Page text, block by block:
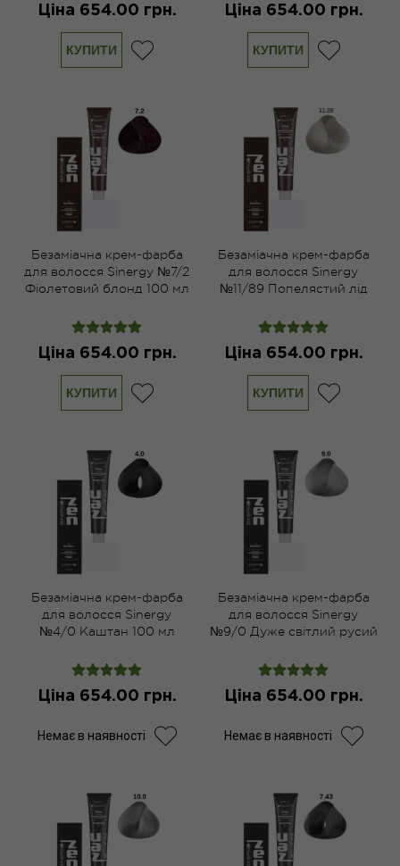
Ціна 654.00 грн.
КУПИТИ
Ціна 654.00 грн.
КУПИТИ
Безаміачна крем-фарба
для волосся Sinergy №7/2
Фіолетовий блонд 100 мл
Ціна 654.00 грн.
КУПИТИ
Безаміачна крем-фарба
для волосся Sinergy
№11/89 Попелястий лід
Ціна 654.00 грн.
КУПИТИ
Безаміачна крем-фарба
для волосся Sinergy
№4/0 Каштан 100 мл
Ціна 654.00 грн.
Немає в наявності
Безаміачна крем-фарба
для волосся Sinergy
№9/0 Дуже світлий русий
Ціна 654.00 грн.
Немає в наявності